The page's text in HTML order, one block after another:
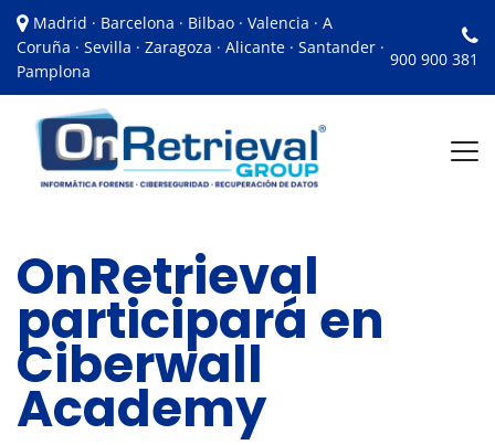
Madrid · Barcelona · Bilbao · Valencia · A
Coruña · Sevilla · Zaragoza · Alicante · Santander ·
Pamplona
900 900 381
OnRetrieval
participará en
Ciberwall
Academy